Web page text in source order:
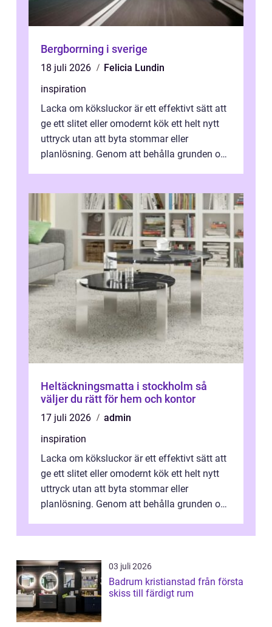
Bergborrning i sverige
18 juli 2026
Felicia Lundin
inspiration
Lacka om köksluckor är ett effektivt sätt att
ge ett slitet eller omodernt kök ett helt nytt
uttryck utan att byta stommar eller
planlösning. Genom att behålla grunden och
Heltäckningsmatta i stockholm så
väljer du rätt för hem och kontor
17 juli 2026
admin
inspiration
Lacka om köksluckor är ett effektivt sätt att
ge ett slitet eller omodernt kök ett helt nytt
uttryck utan att byta stommar eller
planlösning. Genom att behålla grunden och
03 juli 2026
Badrum kristianstad från första
skiss till färdigt rum